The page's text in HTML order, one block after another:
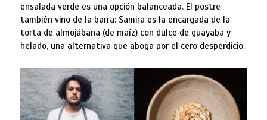
ensalada verde es una opción balanceada. El postre
también vino de la barra: Samira es la encargada de la
torta de almojábana (de maíz) con dulce de guayaba y
helado, una alternativa que aboga por el cero desperdicio.